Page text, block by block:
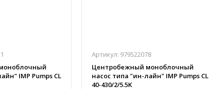
IMP Pumps CL
Артикул: 979522078
Центробежный моноблочный
насос типа "ин-лайн" IMP Pumps CL
40-430/2/5.5K